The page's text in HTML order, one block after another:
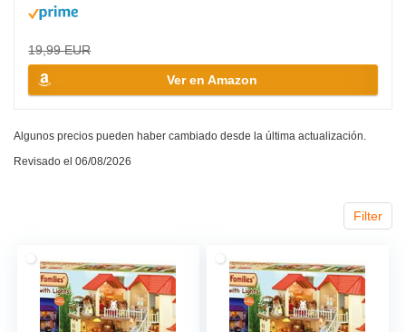
19,99 EUR
Ver en Amazon
Algunos precios pueden haber cambiado desde la última actualización.
Revisado el 06/08/2026
Filter